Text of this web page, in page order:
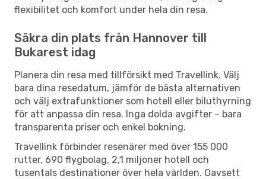
flexibilitet och komfort under hela din resa.
Säkra din plats från Hannover till
Bukarest idag
Planera din resa med tillförsikt med Travellink. Välj
bara dina resedatum, jämför de bästa alternativen
och välj extrafunktioner som hotell eller biluthyrning
för att anpassa din resa. Inga dolda avgifter – bara
transparenta priser och enkel bokning.
Travellink förbinder resenärer med över 155 000
rutter, 690 flygbolag, 2,1 miljoner hotell och
tusentals destinationer över hela världen. Oavsett